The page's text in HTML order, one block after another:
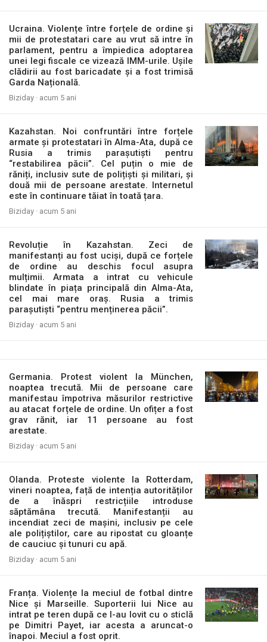
Ucraina. Violențe între forțele de ordine și
mii de protestatari care au vrut să intre în
parlament, pentru a împiedica adoptarea
unei legi fiscale ce vizează IMM-urile. Ușile
clădirii au fost baricadate și a fost trimisă
Garda Națională.
Biziday · acum 5 ani
Kazahstan. Noi confruntări între forțele
armate și protestatari în Alma-Ata, după ce
Rusia a trimis parașutiști pentru
“restabilirea păcii”. Cel puțin o mie de
răniți, inclusiv sute de polițiști și militari, și
două mii de persoane arestate. Internetul
este în continuare tăiat în toată țara.
Biziday · acum 5 ani
Revoluție în Kazahstan. Zeci de
manifestanți au fost uciși, după ce forțele
de ordine au deschis focul asupra
mulțimii. Armata a intrat cu vehicule
blindate în piața principală din Alma-Ata,
cel mai mare oraș. Rusia a trimis
parașutiști “pentru menținerea păcii”.
Biziday · acum 5 ani
Germania. Protest violent la München,
noaptea trecută. Mii de persoane care
manifestau împotriva măsurilor restrictive
au atacat forțele de ordine. Un ofițer a fost
grav rănit, iar 11 persoane au fost
arestate.
Biziday · acum 5 ani
Olanda. Proteste violente la Rotterdam,
vineri noaptea, față de intenția autorităților
de a înăspri restricțiile introduse
săptămâna trecută. Manifestanții au
incendiat zeci de mașini, inclusiv pe cele
ale polițiștilor, care au ripostat cu gloanțe
de cauciuc și tunuri cu apă.
Biziday · acum 5 ani
Franța. Violențe la meciul de fotbal dintre
Nice și Marseille. Suporterii lui Nice au
intrat pe teren după ce l-au lovit cu o sticlă
pe Dimitri Payet, iar acesta a aruncat-o
înapoi. Meciul a fost oprit.